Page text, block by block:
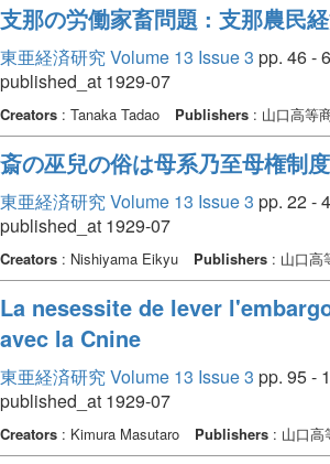
支那の労働家畜問題 : 支那農民
東亜経済研究 Volume 13 Issue 3 pp. 46 -
published_at 1929-07
Creators: Tanaka Tadao Publishers: 山口高等
斎の巫兒の俗は母系乃至母権制
東亜経済研究 Volume 13 Issue 3 pp. 22 -
published_at 1929-07
Creators: Nishiyama Eikyu Publishers: 山口高
La nesessite de lever
avec la Cnine
東亜経済研究 Volume 13 Issue 3 pp. 95 -
published_at 1929-07
Creators: Kimura Masutaro Publishers: 山口高